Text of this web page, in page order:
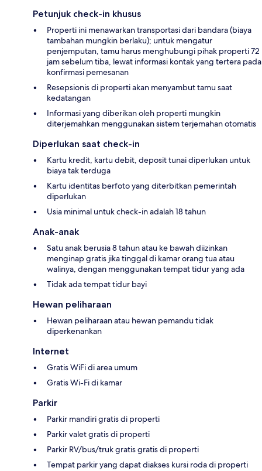
Petunjuk check-in khusus
Properti ini menawarkan transportasi dari bandara (biaya
tambahan mungkin berlaku); untuk mengatur
penjemputan, tamu harus menghubungi pihak properti 72
jam sebelum tiba, lewat informasi kontak yang tertera pada
konfirmasi pemesanan
Resepsionis di properti akan menyambut tamu saat
kedatangan
Informasi yang diberikan oleh properti mungkin
diterjemahkan menggunakan sistem terjemahan otomatis
Diperlukan saat check-in
Kartu kredit, kartu debit, deposit tunai diperlukan untuk
biaya tak terduga
Kartu identitas berfoto yang diterbitkan pemerintah
diperlukan
Usia minimal untuk check-in adalah 18 tahun
Anak-anak
Satu anak berusia 8 tahun atau ke bawah diizinkan
menginap gratis jika tinggal di kamar orang tua atau
walinya, dengan menggunakan tempat tidur yang ada
Tidak ada tempat tidur bayi
Hewan peliharaan
Hewan peliharaan atau hewan pemandu tidak
diperkenankan
Internet
Gratis WiFi di area umum
Gratis Wi-Fi di kamar
Parkir
Parkir mandiri gratis di properti
Parkir valet gratis di properti
Parkir RV/bus/truk gratis gratis di properti
Tempat parkir yang dapat diakses kursi roda di properti